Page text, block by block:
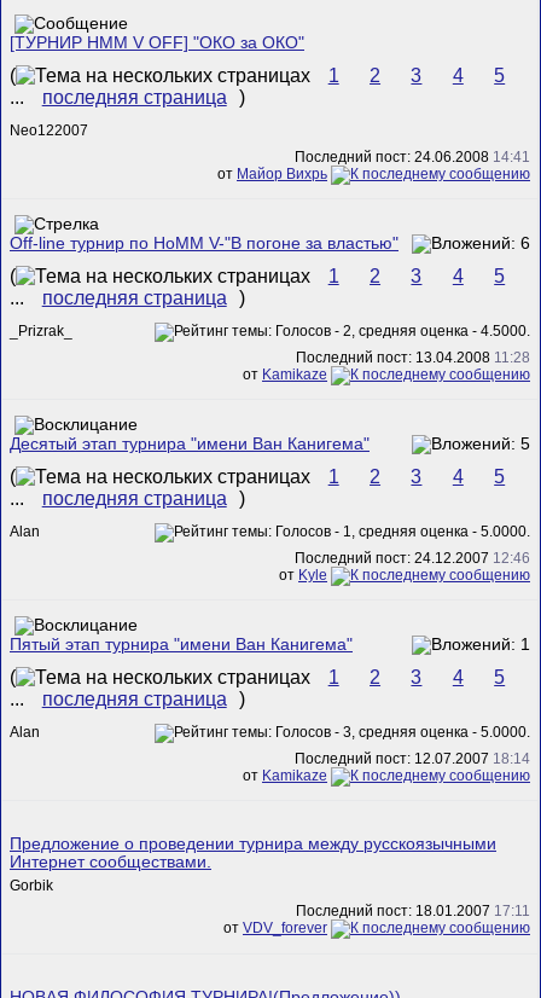
[ТУРНИР HMM V OFF] "ОКО за ОКО"
( 1 2 3 4
5
...
последняя страница )
Neo122007
Последний пост: 24.06.2008 14:41
от Майор Вихрь
Off-line турнир по HoMM V-"В погоне за властью"
( 1 2 3 4
5
...
последняя страница )
_Prizrak_
Последний пост: 13.04.2008 11:28
от Kamikaze
Десятый этап турнира "имени Ван Канигема"
( 1 2 3 4
5
...
последняя страница )
Alan
Последний пост: 24.12.2007 12:46
от Kyle
Пятый этап турнира "имени Ван Канигема"
( 1 2 3 4
5
...
последняя страница )
Alan
Последний пост: 12.07.2007 18:14
от Kamikaze
Предложение о проведении турнира между русскоязычными
Интернет сообществами.
Gorbik
Последний пост: 18.01.2007 17:11
от VDV_forever